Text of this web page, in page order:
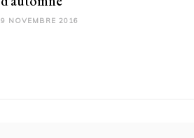
9 NOVEMBRE 2016